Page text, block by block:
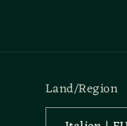
Land/Region